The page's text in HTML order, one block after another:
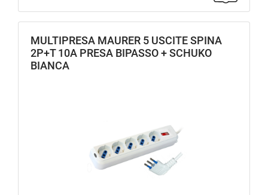
MULTIPRESA MAURER 5 USCITE SPINA
2P+T 10A PRESA BIPASSO + SCHUKO
BIANCA